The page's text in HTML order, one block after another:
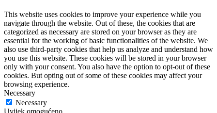
This website uses cookies to improve your experience while you
navigate through the website. Out of these, the cookies that are
categorized as necessary are stored on your browser as they are
essential for the working of basic functionalities of the website. We
also use third-party cookies that help us analyze and understand how
you use this website. These cookies will be stored in your browser
only with your consent. You also have the option to opt-out of these
cookies. But opting out of some of these cookies may affect your
browsing experience.
Necessary
Necessary
Uvijek omogućeno